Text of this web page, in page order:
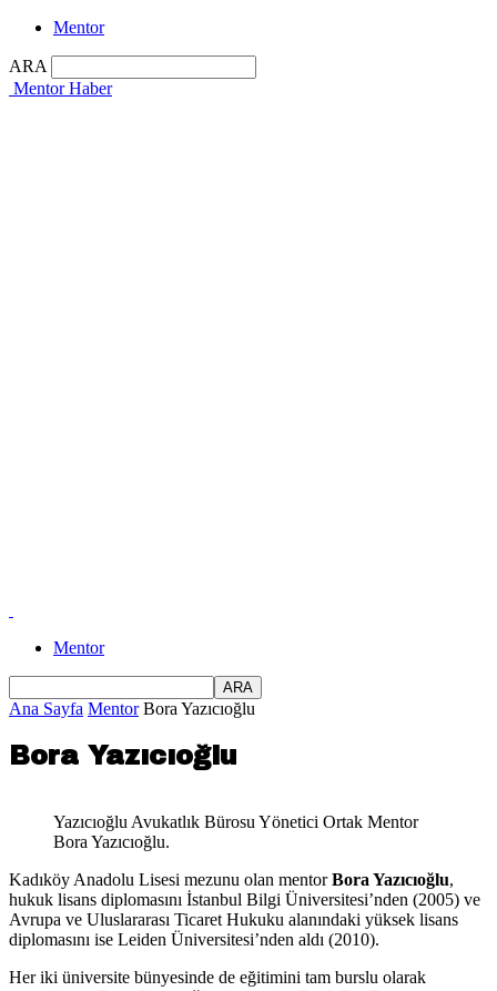
Mentor
ARA
Mentor Haber
Mentor
Ana Sayfa Mentor Bora Yazıcıoğlu
Bora Yazıcıoğlu
Yazıcıoğlu Avukatlık Bürosu Yönetici Ortak Mentor
Bora Yazıcıoğlu.
Kadıköy Anadolu Lisesi mezunu olan mentorBora Yazıcıoğlu,
hukuk lisans diplomasını İstanbul Bilgi Üniversitesi’nden (2005) ve
Avrupa ve Uluslararası Ticaret Hukuku alanındaki yüksek lisans
diplomasını ise Leiden Üniversitesi’nden aldı (2010).
Her iki üniversite bünyesinde de eğitimini tam burslu olarak